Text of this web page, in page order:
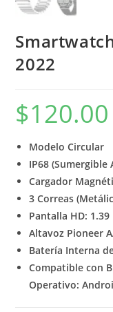
2022
$120.00
Modelo Circular
IP68 (Sumergible
Cargador
3 Correas
Pantalla HD: 1.39
Altavoz Pioneer
Batería Interna
Compatible con
Operativo: